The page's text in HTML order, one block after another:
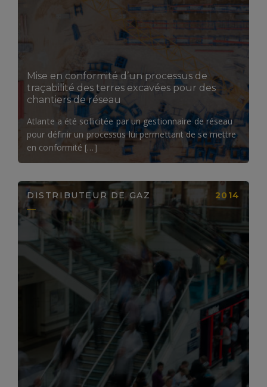
Mise en conformité d’un processus de
traçabilité des terres excavées pour des
chantiers de réseau​
Atlante a été sollicitée par un gestionnaire de réseau
pour définir un processus lui permettant de se mettre
en conformité […]
DISTRIBUTEUR DE GAZ 2014
LIRE LA SUITE
LIRE LA SUITE